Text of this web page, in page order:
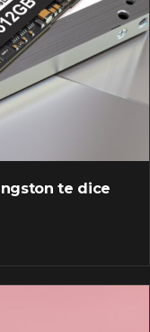
te dice